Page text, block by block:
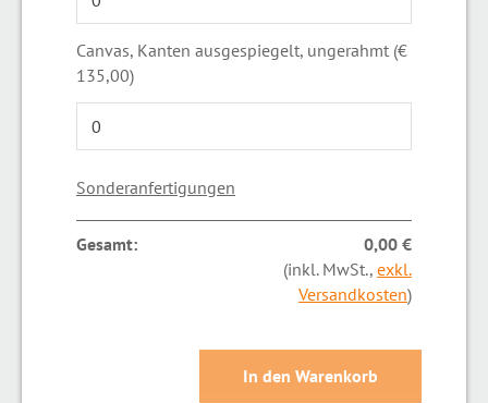
Canvas, Kanten ausgespiegelt, ungerahmt (€
135,00)
Sonderanfertigungen
Gesamt:
0,00 €
(inkl. MwSt., exkl.
Versandkosten)